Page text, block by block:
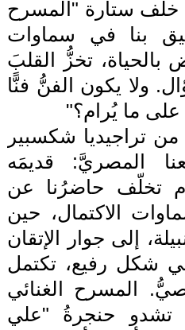
الأخيرة لهذا الموسم، رقم ١٢٠، خلف ستارة "المسرح
بنا في سماوات
بالحياة، تخزُّ القلبَ
ولا يكون الفنُّ فنًّا
ما يُرام؟"
تراجيديا شكسبير
المصريَّ: قديمَه
تخلّف حاضرُنا عن
الاكتمال، حين
إلى جوار الإتقان
شكل رفيع، تكتمل
المسرح الغنائي
تشدو حنجرةُ "علي